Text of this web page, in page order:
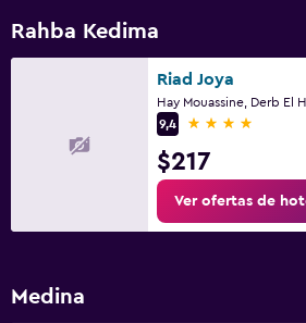
Rahba Kedima
Riad Joya
9,4
4 estrellas
$217
Ver ofertas de
Medina